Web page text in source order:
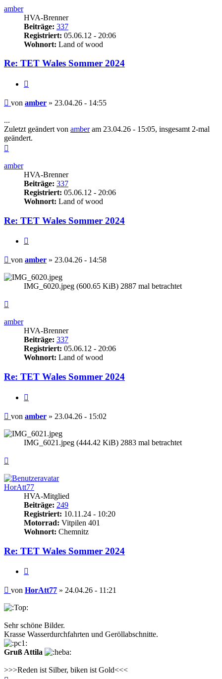
amber
HVA-Brenner
Beiträge: 337
Registriert: 05.06.12 - 20:06
Wohnort: Land of wood
Re: TET Wales Sommer 2024
Beitrag
von amber » 23.04.26 - 14:55
...
Zuletzt geändert von amberam 23.04.26 - 15:05, insgesamt 2-mal
geändert.
amber
HVA-Brenner
Beiträge: 337
Registriert: 05.06.12 - 20:06
Wohnort: Land of wood
Re: TET Wales Sommer 2024
Beitrag
von amber » 23.04.26 - 14:58
IMG_6020.jpeg (600.65 KiB) 2887 mal betrachtet
amber
HVA-Brenner
Beiträge: 337
Registriert: 05.06.12 - 20:06
Wohnort: Land of wood
Re: TET Wales Sommer 2024
Beitrag
von amber » 23.04.26 - 15:02
IMG_6021.jpeg (444.42 KiB) 2883 mal betrachtet
HorAtt77
HVA-Mitglied
Beiträge: 249
Registriert: 10.11.24 - 10:20
Motorrad: Vitpilen 401
Wohnort: Chemnitz
Re: TET Wales Sommer 2024
Beitrag
von HorAtt77 » 24.04.26 - 11:21
Sehr schöne Bilder.
Krasse Wasserdurchfahrten und Geröllabschnitte.
Gruß Attila
>>>Reden ist Silber, biken ist Gold<<<